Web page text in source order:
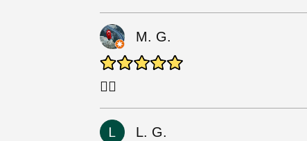
M. G.
👍🏻
L. G.